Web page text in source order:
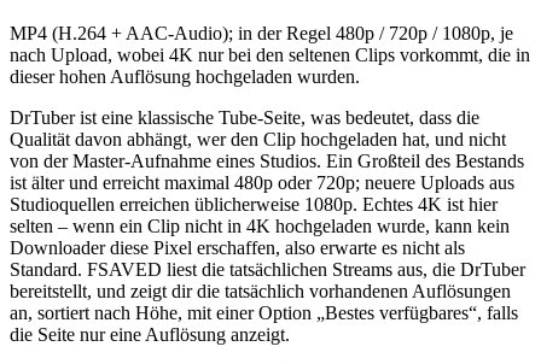
MP4 (H.264 + AAC-Audio); in der Regel 480p / 720p / 1080p, je
nach Upload, wobei 4K nur bei den seltenen Clips vorkommt, die in
dieser hohen Auflösung hochgeladen wurden.
DrTuber ist eine klassische Tube-Seite, was bedeutet, dass die
Qualität davon abhängt, wer den Clip hochgeladen hat, und nicht
von der Master-Aufnahme eines Studios. Ein Großteil des Bestands
ist älter und erreicht maximal 480p oder 720p; neuere Uploads aus
Studioquellen erreichen üblicherweise 1080p. Echtes 4K ist hier
selten – wenn ein Clip nicht in 4K hochgeladen wurde, kann kein
Downloader diese Pixel erschaffen, also erwarte es nicht als
Standard. FSAVED liest die tatsächlichen Streams aus, die DrTuber
bereitstellt, und zeigt dir die tatsächlich vorhandenen Auflösungen
an, sortiert nach Höhe, mit einer Option „Bestes verfügbares“, falls
die Seite nur eine Auflösung anzeigt.